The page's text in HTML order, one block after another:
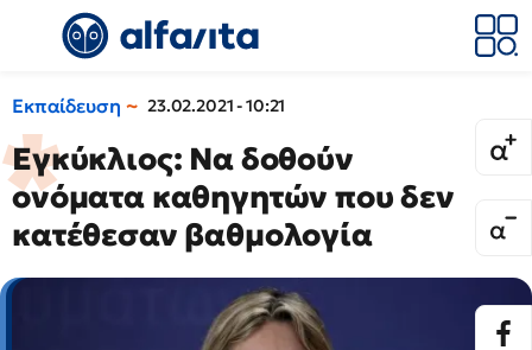
Εκπαίδευση 23.02.2021 - 10:21
Εγκύκλιος: Να δοθούν
ονόματα καθηγητών που δεν
κατέθεσαν βαθμολογία